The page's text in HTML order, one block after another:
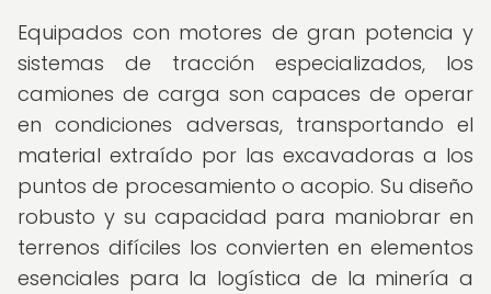
Equipados con motores de gran potencia y
sistemas de tracción especializados, los
camiones de carga son capaces de operar
en condiciones adversas, transportando el
material extraído por las excavadoras a los
puntos de procesamiento o acopio. Su diseño
robusto y su capacidad para maniobrar en
terrenos difíciles los convierten en elementos
esenciales para la logística de la minería a